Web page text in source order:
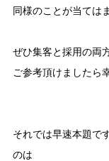
同様のことが当ては
ぜひ集客と採用の両
ご参考頂けましたら
それでは早速本題で
のは